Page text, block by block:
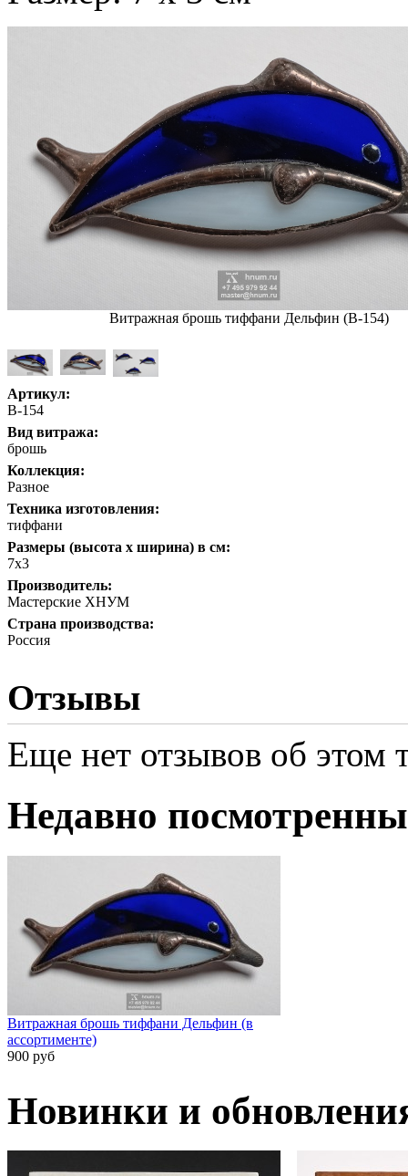
Витражная брошь тиффани Дельфин (В-154)
Артикул:
В-154
Вид витража:
брошь
Коллекция:
Разное
Техника изготовления:
тиффани
Размеры (высота х ширина) в см:
7х3
Производитель:
Мастерские ХНУМ
Страна производства:
Россия
Отзывы
Еще нет отзывов об этом
Недавно
Витражная брошь тиффани Дельфин (в
ассортименте)
900 руб
Новинки и